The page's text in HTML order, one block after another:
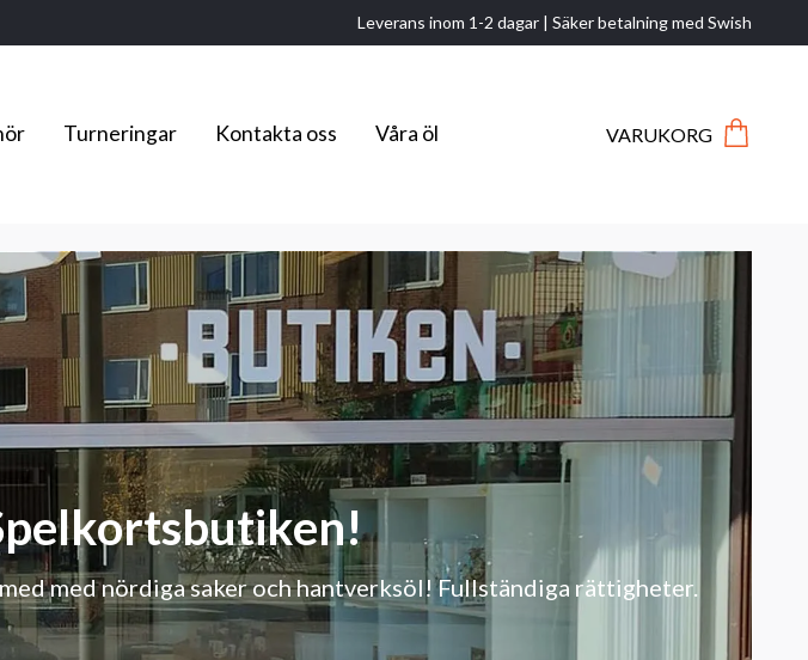
Leverans inom 1-2 dagar | Säker betalning med Swish
Turneringar Kontakta oss Våra öl VARUKORG
med nördiga saker och hantverksöl! Fullständiga rättigheter.